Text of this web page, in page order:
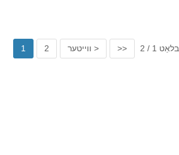
1 2 ווייטער > >> בלאַט 1 / 2